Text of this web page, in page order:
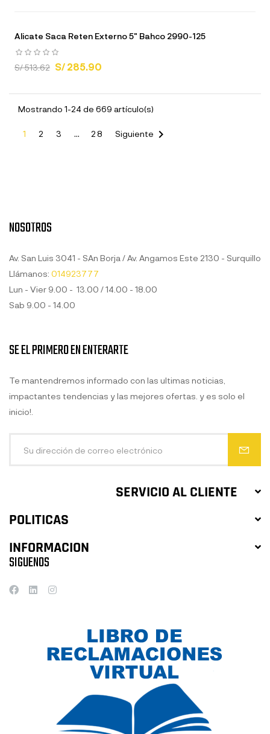
Alicate Saca Reten Externo 5" Bahco 2990-125
S/ 513.62 S/ 285.90
Mostrando 1-24 de 669 artículo(s)
1 2 3 … 28 Siguiente 
NOSOTROS
Av. San Luis 3041 - SAn Borja / Av. Angamos Este 2130 - Surquillo
Llámanos: 014923777
Lun - Vier 9.00 - 13.00 / 14.00 - 18.00
Sab 9.00 - 14.00
SERVICIO AL CLIENTE
POLITICAS
INFORMACION
SE EL PRIMERO EN ENTERARTE
Te mantendremos informado con las ultimas noticias,
impactantes tendencias y las mejores ofertas. y es solo el
inicio!.
SIGUENOS